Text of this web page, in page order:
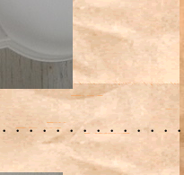
・・・・・・・・・・・・